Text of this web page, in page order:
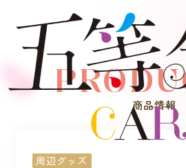
商品情報
周辺グッズ